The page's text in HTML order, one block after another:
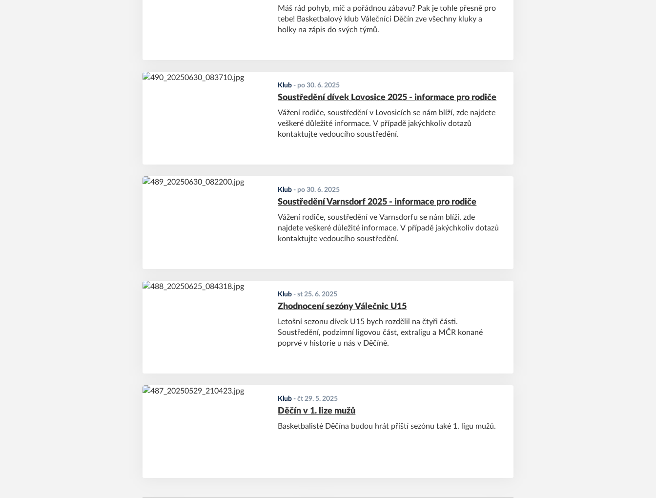
Máš rád pohyb, míč a pořádnou zábavu? Pak je tohle přesně pro
tebe! Basketbalový klub Válečníci Děčín zve všechny kluky a
holky na zápis do svých týmů.
Klub - po 30. 6. 2025
Soustředění dívek Lovosice 2025 - informace pro rodiče
Vážení rodiče, soustředění v Lovosicích se nám blíží, zde najdete
veškeré důležité informace. V případě jakýchkoliv dotazů
kontaktujte vedoucího soustředění.
Klub - po 30. 6. 2025
Soustředění Varnsdorf 2025 - informace pro rodiče
Vážení rodiče, soustředění ve Varnsdorfu se nám blíží, zde
najdete veškeré důležité informace. V případě jakýchkoliv dotazů
kontaktujte vedoucího soustředění.
Klub -st 25. 6. 2025
Zhodnocení sezóny Válečnic U15
Letošní sezonu dívek U15 bych rozdělil na čtyři části.
Soustředění, podzimní ligovou část, extraligu a MČR konané
poprvé v historie u nás v Děčíně.
Klub -čt 29. 5. 2025
Děčín v 1. lize mužů
Basketbalisté Děčína budou hrát příští sezónu také 1. ligu mužů.